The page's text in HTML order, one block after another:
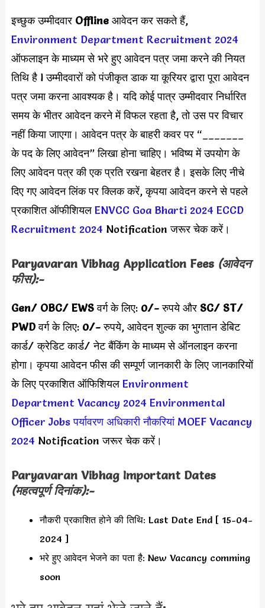
इच्छुक उम्मीदवार Offline आवेदन कर सकते हैं,
Environment Department Recruitment 2024
ऑफलाइन के माध्यम से भरे हुए आवेदन पत्र जमा करने की नियत
तिथि है l उम्मीदवारों को पंजीकृत डाक या कूरियर द्वारा पूरा आवेदन
पत्र जमा करना आवश्यक है। यदि कोई पात्र उम्मीदवार निर्धारित
समय के भीतर आवेदन करने में विफल रहता है, तो उस पर विचार
नहीं किया जाएगा। आवेदन पत्र के बाहरी कवर पर “_______
के पद के लिए आवेदन” लिखा होना चाहिए। भविष्य में उपयोग के
लिए आवेदन पत्र की एक प्रति रखना बेहतर है। इसके लिए नीचे
दिए गए आवेदन लिंक पर क्लिक करें, कृपया आवेदन करने से पहले
प्रकाशित ऑफीशियल ENVCC Goa Bharti 2024 ECCD
Recruitment 2024 Notification जरूर चेक करें।
Paryavaran Vibhag Application Fees (आवेदन
फीस):-
Gen/ OBC/ EWSवर्ग के लिए:0/-रुपये औरSC/ ST/
PWD वर्ग के लिए:0/-रुपये, आवेदन शुल्क का भुगतान डेबिट
कार्ड/ क्रेडिट कार्ड/ नेट बैंकिंग के माध्यम से ऑनलाइन करना
होगा। कृपया आवेदन फीस की सम्पूर्ण जानकारी के लिए जानकारियों
के लिए प्रकाशित ऑफिशियल Environment
Department Vacancy 2024 Environmental
Officer Jobs पर्यावरण अधिकारी नौकरियां MOEF Vacancy
2024 Notification जरूर चेक करें।
Paryavaran Vibhag Important Dates
(महत्वपूर्ण दिनांक):-
नौकरी प्रकाशित होने की तिथि: Last Date End [ 15-04-
2024 ]
भरे हुए आवेदन भेजने का पता है: New Vacancy comming
soon